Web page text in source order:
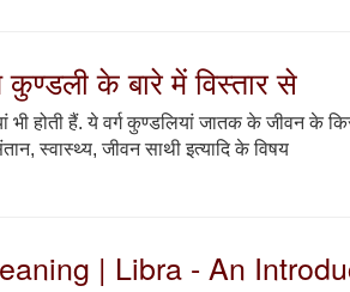
के बारे में विस्तार से
होती हैं. ये वर्ग कुण्डलियां जातक के जीवन के
स्वास्थ्य, जीवन साथी इत्यादि के विषय
| Libra - An